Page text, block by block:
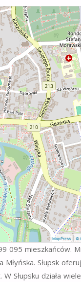
MapPress| ©
095 mieszkańców.
Młyńska. Słupsk
Słupsku działa